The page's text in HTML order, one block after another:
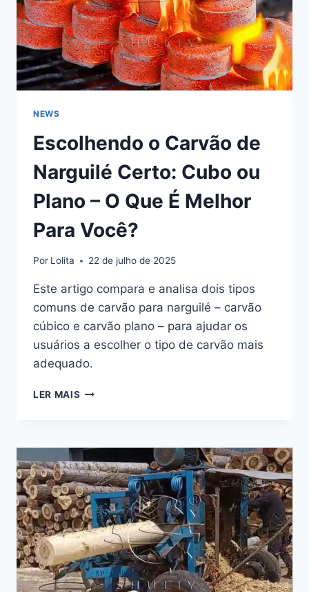
NEWS
Escolhendo o Carvão de
Narguilé Certo: Cubo ou
Plano – O Que É Melhor
Para Você?
Por Lolita 22 de julho de 2025
Este artigo compara e analisa dois tipos
comuns de carvão para narguilé – carvão
cúbico e carvão plano – para ajudar os
usuários a escolher o tipo de carvão mais
adequado.
LER MAIS ESCOLHENDO
NARGUILÉ
CERTO:
CUBO
OU
PLANO
–
O
QUE
É
MELHOR